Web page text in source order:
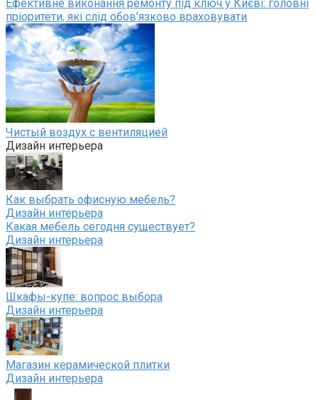
Ефективне виконання ремонту під ключ у Києві: головні
пріоритети, які слід обов’язково враховувати
Чистый воздух с вентиляцией
Дизайн интерьера
Как выбрать офисную мебель?
Дизайн интерьера
Какая мебель сегодня существует?
Дизайн интерьера
Шкафы-купе: вопрос выбора
Дизайн интерьера
Магазин керамической плитки
Дизайн интерьера